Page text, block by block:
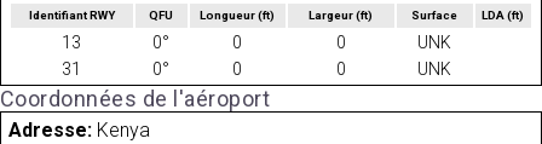
Identifiant RWY QFU Longueur(ft) Largeur(ft) Surface LDA(ft)
13 0° 0 0
UNK
31
0° 0 0 UNK
Coordonnées de l'aéroport
Adresse: Kenya